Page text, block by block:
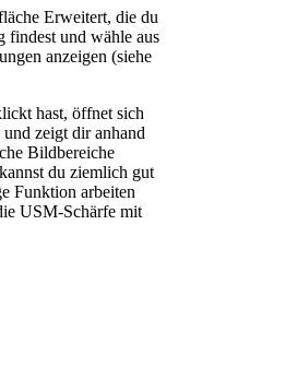
Erweitert, die du
findest und wähle aus
anzeigen (siehe
hast, öffnet sich
zeigt dir anhand
Bildbereiche
du ziemlich gut
Funktion arbeiten
USM-Schärfe mit